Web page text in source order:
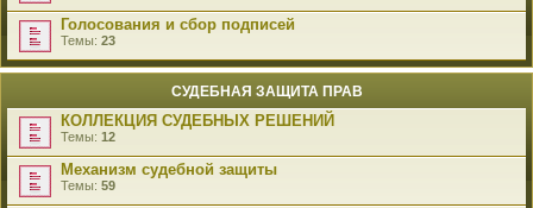
Голосования и сбор подписей
Темы: 23
СУДЕБНАЯ ЗАЩИТА ПРАВ
КОЛЛЕКЦИЯ СУДЕБНЫХ РЕШЕНИЙ
Темы: 12
Механизм судебной защиты
Темы: 59